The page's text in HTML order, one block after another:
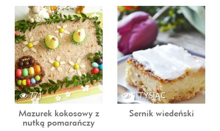
771
Mazurek kokosowy z
nutką pomarańczy
1 TYSIĄC
Sernik wiedeński